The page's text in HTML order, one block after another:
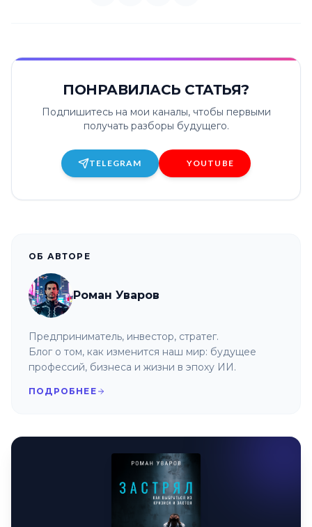
ПОНРАВИЛАСЬ СТАТЬЯ?
Подпишитесь на мои каналы, чтобы первыми
получать разборы будущего.
TELEGRAM YOUTUBE
ОБ АВТОРЕ
Роман Уваров
Предприниматель, инвестор, стратег.
Блог о том, как изменится наш мир: будущее
профессий, бизнеса и жизни в эпоху ИИ.
ПОДРОБНЕЕ